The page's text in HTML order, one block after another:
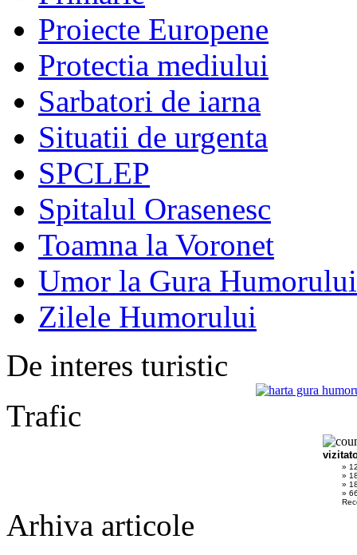
Proiecte Europene
Protectia mediului
Sarbatori de iarna
Situatii de urgenta
SPCLEP
Spitalul Orasenesc
Toamna la Voronet
Umor la Gura Humorului
Zilele Humorului
De interes turistic
Trafic
»
»
»
»
Arhiva articole